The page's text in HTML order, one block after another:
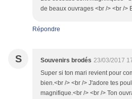
de beaux ouvrages <br /> <br />
Répondre
S Souvenirs brodés 23/03/2017
Super si ton mari revient pour
bien.<br /> <br /> J'adore tes
magnifique.<br /> <br /> Ton